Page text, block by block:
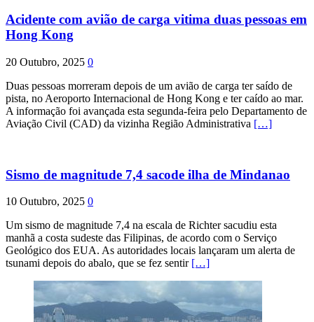
Acidente com avião de carga vitima duas pessoas em
Hong Kong
20 Outubro, 2025 0
Duas pessoas morreram depois de um avião de carga ter saído de
pista, no Aeroporto Internacional de Hong Kong e ter caído ao mar.
A informação foi avançada esta segunda-feira pelo Departamento de
Aviação Civil (CAD) da vizinha Região Administrativa […]
Sismo de magnitude 7,4 sacode ilha de Mindanao
10 Outubro, 2025 0
Um sismo de magnitude 7,4 na escala de Richter sacudiu esta
manhã a costa sudeste das Filipinas, de acordo com o Serviço
Geológico dos EUA. As autoridades locais lançaram um alerta de
tsunami depois do abalo, que se fez sentir […]